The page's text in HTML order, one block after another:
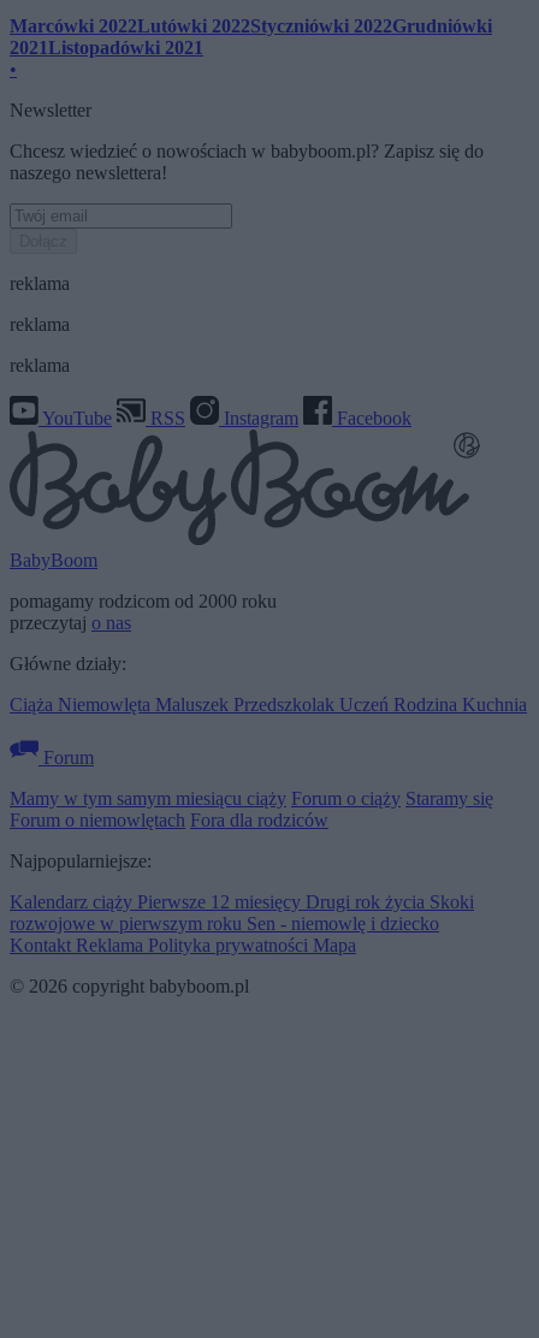
Marcówki 2022Lutówki 2022Styczniówki 2022Grudniówki
2021Listopadówki 2021
•
Newsletter
Chcesz wiedzieć o nowościach w babyboom.pl? Zapisz się do
naszego newslettera!
reklama
reklama
reklama
YouTube RSS Instagram Facebook
BabyBoom
pomagamy rodzicom od 2000 roku
przeczytaj o nas
Główne działy:
Ciąża Niemowlęta Maluszek Przedszkolak Uczeń Rodzina Kuchnia
Forum
Mamy w tym samym miesiącu ciąży Forum o ciąży Staramy się
Forum o niemowlętach Fora dla rodziców
Najpopularniejsze:
Kalendarz ciąży Pierwsze 12 miesięcy Drugi rok życia Skoki
rozwojowe w pierwszym roku Sen - niemowlę i dziecko
Kontakt Reklama Polityka prywatności Mapa
© 2026 copyright babyboom.pl